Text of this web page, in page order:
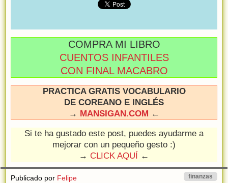
COMPRA MI LIBRO
CUENTOS INFANTILES
CON FINAL MACABRO
PRACTICA GRATIS VOCABULARIO
DE COREANO E INGLÉS
→ MANSIGAN.COM ←
Si te ha gustado este post, puedes ayudarme a
mejorar con un pequeño gesto :)
→ CLICK AQUÍ ←
Publicado por Felipe finanzas